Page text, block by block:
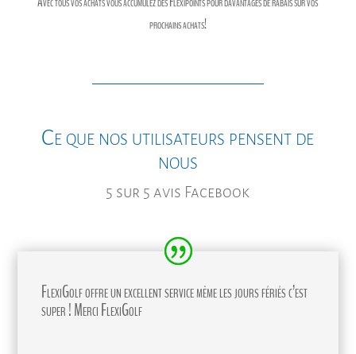
prochains achats!
Ce que nos utilisateurs pensent de
nous
5 sur 5 avis Facebook
FlexiGolf offre un excellent service même les jours fériés c’est
super ! Merci FlexiGolf